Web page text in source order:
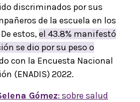
discriminados por sus
de la escuela en los
estos,el 43.8% manifestó
se dio por su peso o
con la Encuesta Nacional
(ENADIS) 2022.
Gómez: sobre salud